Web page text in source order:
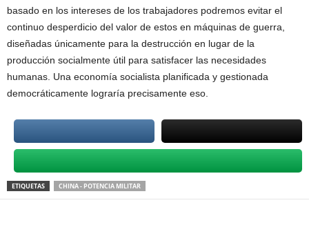
basado en los intereses de los trabajadores podremos evitar el
continuo desperdicio del valor de estos en máquinas de guerra,
diseñadas únicamente para la destrucción en lugar de la
producción socialmente útil para satisfacer las necesidades
humanas. Una economía socialista planificada y gestionada
democráticamente lograría precisamente eso.
ETIQUETAS CHINA - POTENCIA MILITAR